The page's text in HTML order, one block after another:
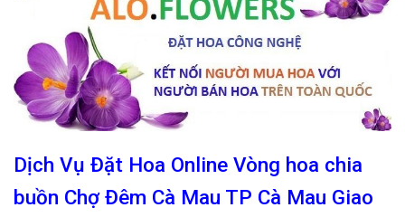
Dịch Vụ Đặt Hoa Online Vòng hoa chia
buồn Chợ Đêm Cà Mau TP Cà Mau Giao